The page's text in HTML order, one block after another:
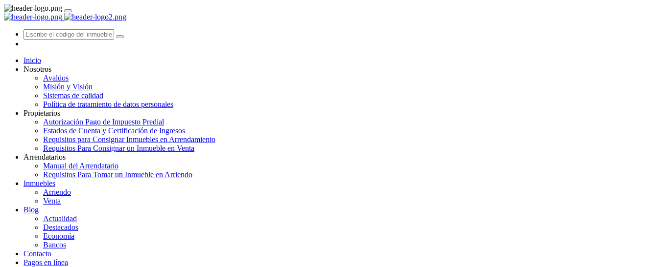
Inicio
Nosotros
Avalúos
Misión y Visión
Sistemas de calidad
Política de tratamiento de datos personales
Propietarios
Autorización Pago de Impuesto Predial
Estados de Cuenta y Certificación de Ingresos
Requisitos para Consignar Inmuebles en Arrendamiento
Requisitos Para Consignar un Inmueble en Venta
Arrendatarios
Manual del Arrendatario
Requisitos Para Tomar un Inmueble en Arriendo
Inmuebles
Arriendo
Venta
Blog
Actualidad
Destacados
Economía
Bancos
Contacto
Pagos en línea